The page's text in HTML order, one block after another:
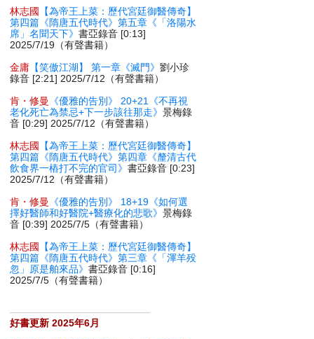
林志國
【為帝王上菜：歷代宮廷御醫傳奇】
第四篇《隋唐五代時代》第五章《「洛陽水
席」名聞天下》書亞錄音 [0:13]
2025/7/19（有聲書籍）
金庸 【笑傲江湖】 第一章《滅門》劉小珍
錄音 [2:21] 2025/7/12（有聲書籍）
肯・修曼
《優雅的告別》 20+21《不再視
老化死亡為禁忌+下一步該往那走》景梅錄
音 [0:29] 2025/7/12（有聲書籍）
林志國
【為帝王上菜：歷代宮廷御醫傳奇】
第四篇《隋唐五代時代》第四章《釐清古代
飲食界一樁打不完的官司》書亞錄音 [0:23]
2025/7/12（有聲書籍）
肯・修曼
《優雅的告別》 18+19《如何選
擇好醫師和好醫院+醫療化的悲歌》景梅錄
音 [0:39] 2025/7/5（有聲書籍）
林志國
【為帝王上菜：歷代宮廷御醫傳奇】
第四篇《隋唐五代時代》第三章《「渾羊殁
忽」原是舶來品》書亞錄音 [0:16]
2025/7/5（有聲書籍）
好書更新 2025年6月